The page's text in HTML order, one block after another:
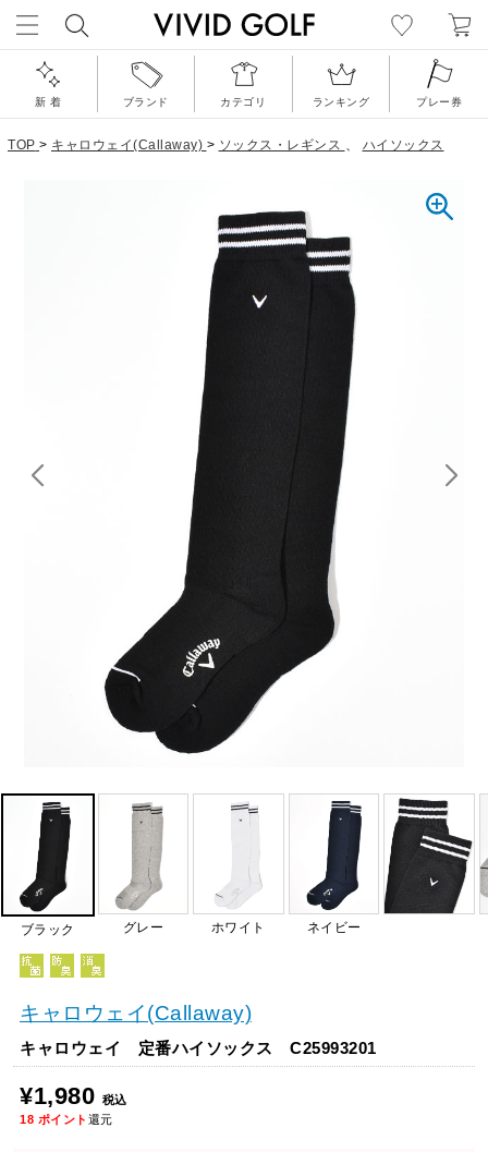
新 着 ブランド カテゴリ ランキング プレー券
TOP > キャロウェイ(Callaway) > ソックス・レギンス 、 ハイソックス
ブラック グレー ホワイト ネイビー
キャロウェイ(Callaway)
キャロウェイ 定番ハイソックス C25993201
¥1,980 税込
18 ポイント 還元